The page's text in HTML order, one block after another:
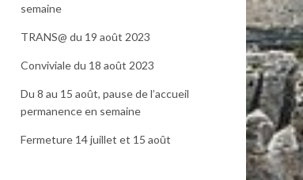
semaine
TRANS@ du 19 août 2023
Conviviale du 18 août 2023
Du 8 au 15 août, pause de l’accueil
permanence en semaine
Fermeture 14 juillet et 15 août